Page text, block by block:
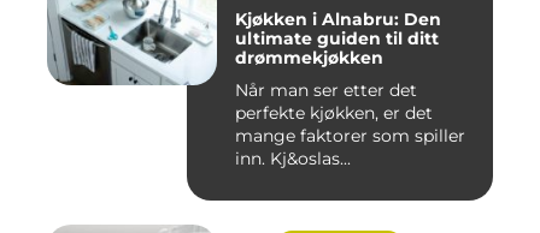
Kjøkken i Alnabru: Den
ultimate guiden til ditt
drømmekjøkken
Når man ser etter det
perfekte kjøkken, er det
mange faktorer som spiller
inn. Kj&oslas...